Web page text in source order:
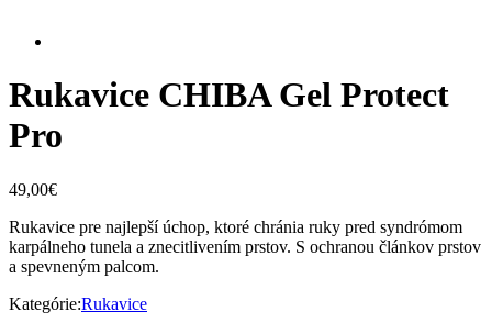
Rukavice CHIBA Gel Protect
Pro
49,00€
Rukavice pre najlepší úchop, ktoré chránia ruky pred syndrómom
karpálneho tunela a znecitlivením prstov. S ochranou článkov prstov
a spevneným palcom.
Kategórie:Rukavice